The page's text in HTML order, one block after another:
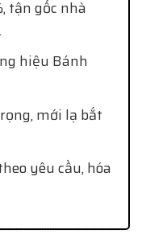
tận gốc nhà
hiệu Bánh
mới lạ bắt
yêu cầu, hóa